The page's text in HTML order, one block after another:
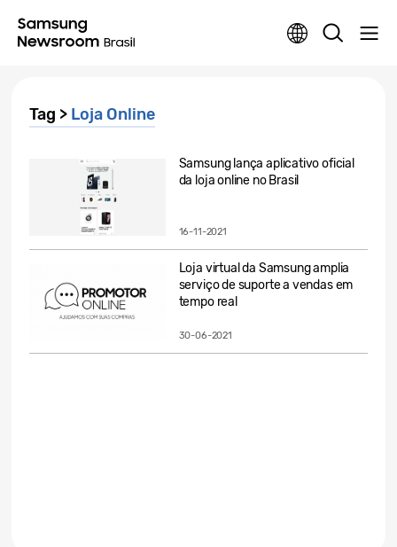
Tag > Loja Online
Samsung lança aplicativo oficial
da loja online no Brasil
16-11-2021
Loja virtual da Samsung amplia
serviço de suporte a vendas em
tempo real
30-06-2021